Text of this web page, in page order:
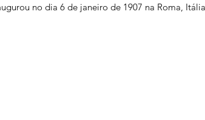
no dia 6 de janeiro de 1907 na Roma,